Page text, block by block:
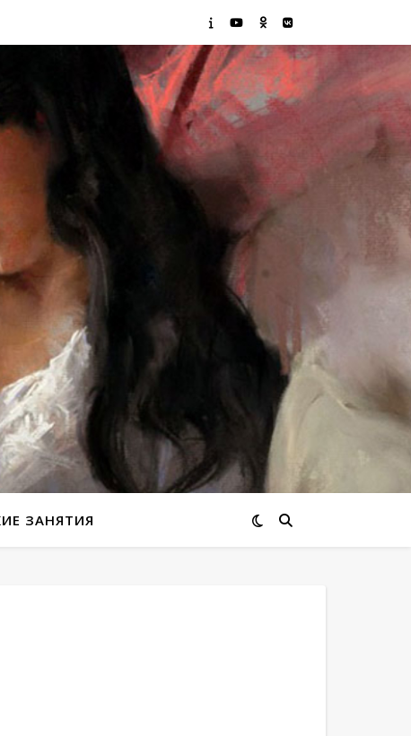
ЗАНЯТИЯ